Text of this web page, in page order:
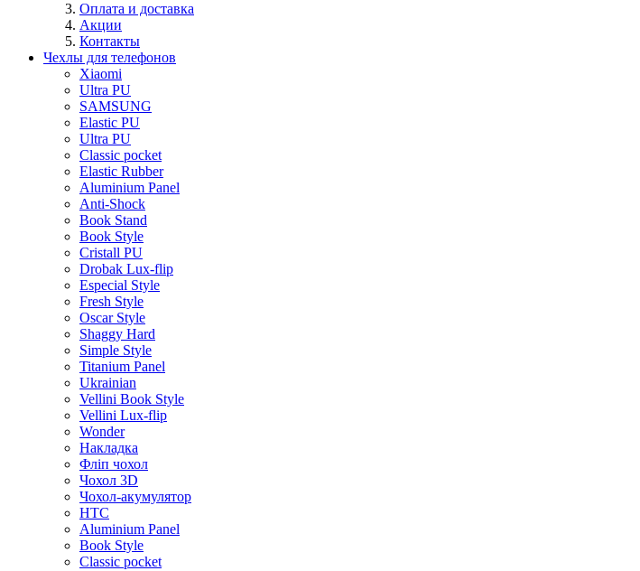
Оплата и доставка
Акции
Контакты
Чехлы для телефонов
Xiaomi
Ultra PU
SAMSUNG
Elastic PU
Ultra PU
Classic pocket
Elastic Rubber
Aluminium Panel
Anti-Shock
Book Stand
Book Style
Cristall PU
Drobak Lux-flip
Especial Style
Fresh Style
Oscar Style
Shaggy Hard
Simple Style
Titanium Panel
Ukrainian
Vellini Book Style
Vellini Lux-flip
Wonder
Накладка
Фліп чохол
Чохол 3D
Чохол-акумулятор
HTC
Aluminium Panel
Book Style
Classic pocket